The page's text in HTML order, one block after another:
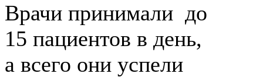
Врачи принимали до
15 пациентов в день,
а всего они успели